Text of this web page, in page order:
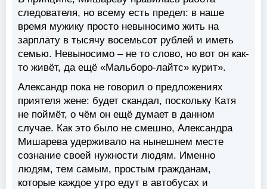
следователя, но всему есть предел: в наше
время мужику просто невыносимо жить на
зарплату в тысячу восемьсот рублей и иметь
семью. Невыносимо – не то слово, но вот он как-
то живёт, да ещё «Мальборо-лайтс» курит».
Александр пока не говорил о предложениях
приятеля жене: будет скандал, поскольку Катя
не поймёт, о чём он ещё думает в данном
случае. Как это было не смешно, Александра
Мишарева удерживало на нынешнем месте
сознание своей нужности людям. Именно
людям, тем самым, простым гражданам,
которые каждое утро едут в автобусах и